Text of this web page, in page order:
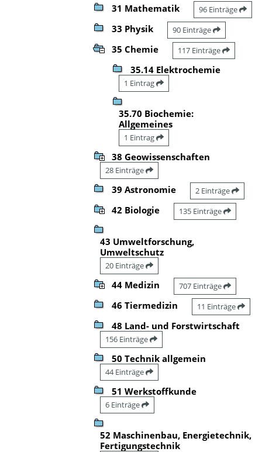
31 Mathematik 96 Einträge
33 Physik 90 Einträge
35 Chemie 117 Einträge
35.14 Elektrochemie
1 Eintrag
35.70 Biochemie:
Allgemeines
1 Eintrag
38 Geowissenschaften
28 Einträge
39 Astronomie 2 Einträge
42 Biologie 135 Einträge
43 Umweltforschung,
Umweltschutz
20 Einträge
44 Medizin 707 Einträge
46 Tiermedizin 11 Einträge
48 Land- und Forstwirtschaft
156 Einträge
50 Technik allgemein
44 Einträge
51 Werkstoffkunde
6 Einträge
52 Maschinenbau, Energietechnik,
Fertigungstechnik